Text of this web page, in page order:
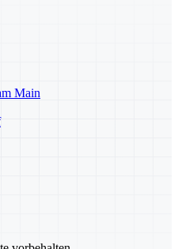
Main